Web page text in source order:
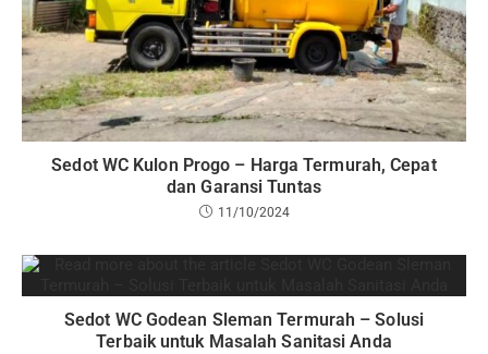
Sedot WC Kulon Progo – Harga Termurah, Cepat
dan Garansi Tuntas
11/10/2024
Sedot WC Godean Sleman Termurah – Solusi
Terbaik untuk Masalah Sanitasi Anda